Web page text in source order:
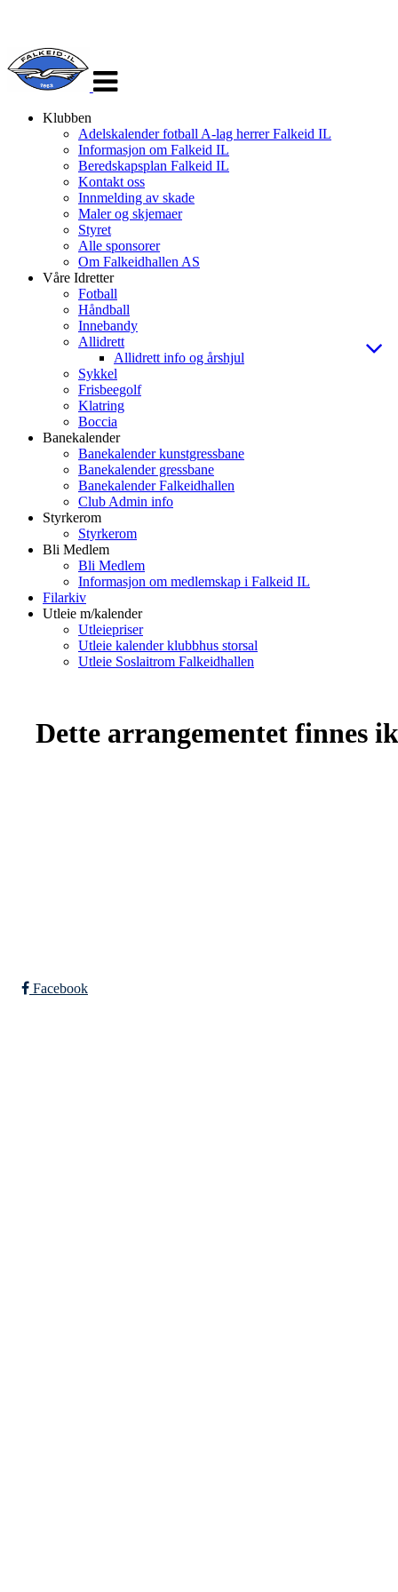
navigasjon
Klubben
Adelskalender fotball A-lag herrer Falkeid IL
Informasjon om Falkeid IL
Beredskapsplan Falkeid IL
Kontakt oss
Innmelding av skade
Maler og skjemaer
Styret
Alle sponsorer
Om Falkeidhallen AS
Våre Idretter
Fotball
Håndball
Innebandy
Allidrett
Allidrett info og årshjul
Sykkel
Frisbeegolf
Klatring
Boccia
Banekalender
Banekalender kunstgressbane
Banekalender gressbane
Banekalender Falkeidhallen
Club Admin info
Styrkerom
Styrkerom
Bli Medlem
Bli Medlem
Informasjon om medlemskap i Falkeid IL
Filarkiv
Utleie m/kalender
Utleiepriser
Utleie kalender klubbhus storsal
Utleie Soslaitrom Falkeidhallen
Dette arrangementet finnes
Facebook